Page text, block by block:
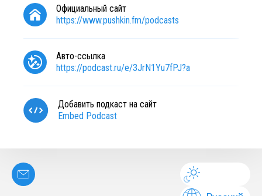
Официальный сайт
https://www.pushkin.fm/podcasts
Авто-ссылка
https://podcast.ru/e/3JrN1Yu7fPJ?a
Добавить подкаст на сайт
Embed Podcast